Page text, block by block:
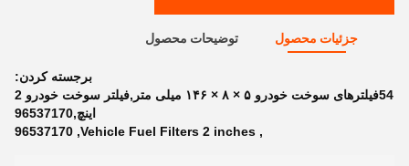
جزئیات محصول توضیحات محصول
برجسته کردن:
54فیلترهای سوخت خودرو ۵ × ۸ × ۱۴۶ میلی متر,فیلتر سوخت خودرو 2
اینچ,96537170
,
Vehicle Fuel Filters 2 inches
,
96537170